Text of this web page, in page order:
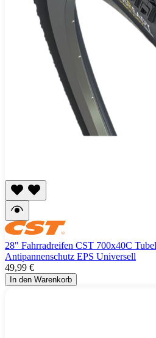
28" Fahrradreifen CST 700x40C
Antipannenschutz EPS Universell
49,99 €
In den Warenkorb